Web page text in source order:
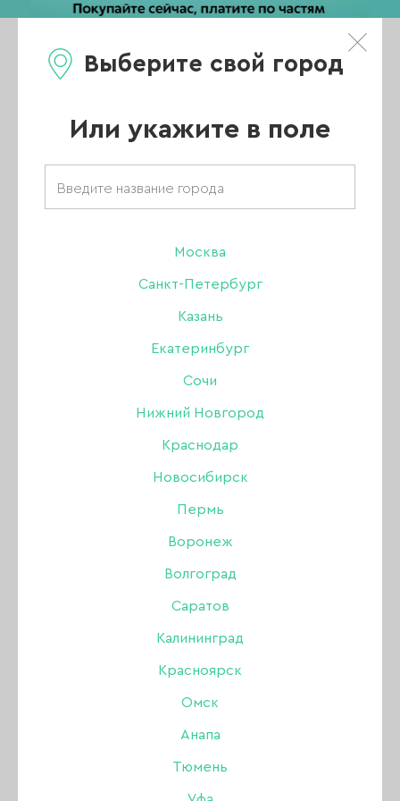
Выберите свой город
Или укажите в поле
Москва
Санкт-Петербург
Казань
Екатеринбург
Сочи
Нижний Новгород
Краснодар
Новосибирск
Пермь
Воронеж
Волгоград
Саратов
Калининград
Красноярск
Омск
Анапа
Тюмень
Каталог
Главная/
Новости
Новая коллекция MoonStone от Lianail
Новая коллекция
MoonStone от
Lianail
18 ДЕКАБРЯ 2020